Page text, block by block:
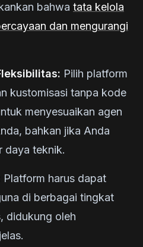
bahwa tata kelola
dan mengurangi
Pilih platform
kustomisasi tanpa kode
menyesuaikan agen
bahkan jika Anda
daya teknik.
Platform harus dapat
di berbagai tingkat
didukung oleh